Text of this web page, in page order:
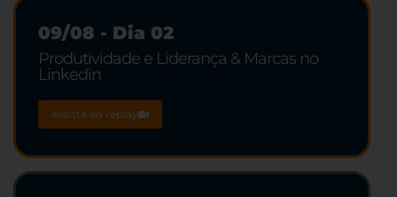
09/08 - Dia 02
Produtividade e Liderança & Marcas no
Linkedin
assista ao replay